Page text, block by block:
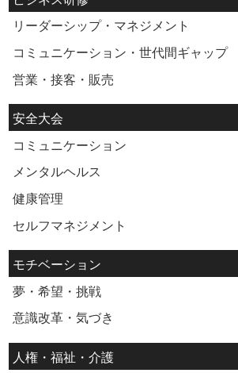
リーダーシップ・マネジメント
コミュニケーション・世代間ギャップ
営業・接客・販売
安全大会
コミュニケーション
メンタルヘルス
健康管理
セルフマネジメント
モチベーション
夢・希望・挑戦
意識改革・気づき
人権・福祉・介護